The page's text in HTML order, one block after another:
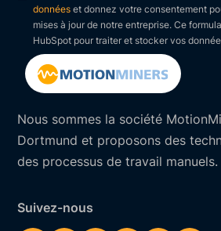
Nous sommes la société
Dortmund et proposons des
des processus de travail manuels.
Suivez-nous
données et donnez votre consentement
mises à jour de notre entreprise. Ce
HubSpot pour traiter et stocker vos